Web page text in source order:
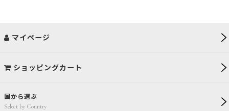
国から選ぶ
Select by Country
マイページ
ショッピングカート